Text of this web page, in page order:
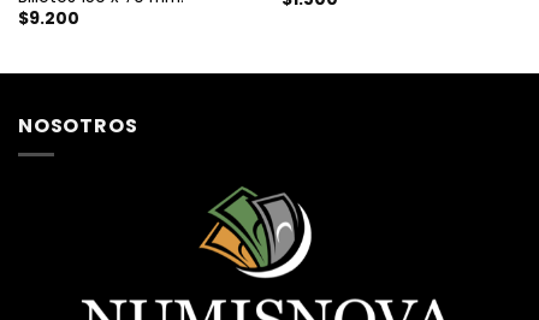
$9.200
NOSOTROS